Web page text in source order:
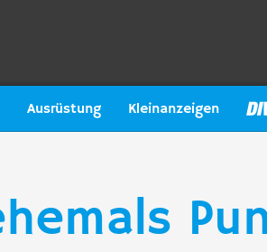
Ausrüstung Kleinanzeigen